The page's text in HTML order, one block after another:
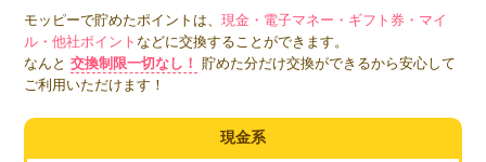
モッピーで貯めたポイントは、現金・電子マネー・ギフト券・マイ
ル・他社ポイントなどに交換することができます。
なんと 交換制限一切なし！
貯めた分だけ交換ができるから安心して
ご利用いただけます！
現金系